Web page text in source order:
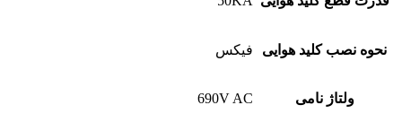
نحوه نصب کلید هوایی فیکس
ولتاژ نامی 690V AC